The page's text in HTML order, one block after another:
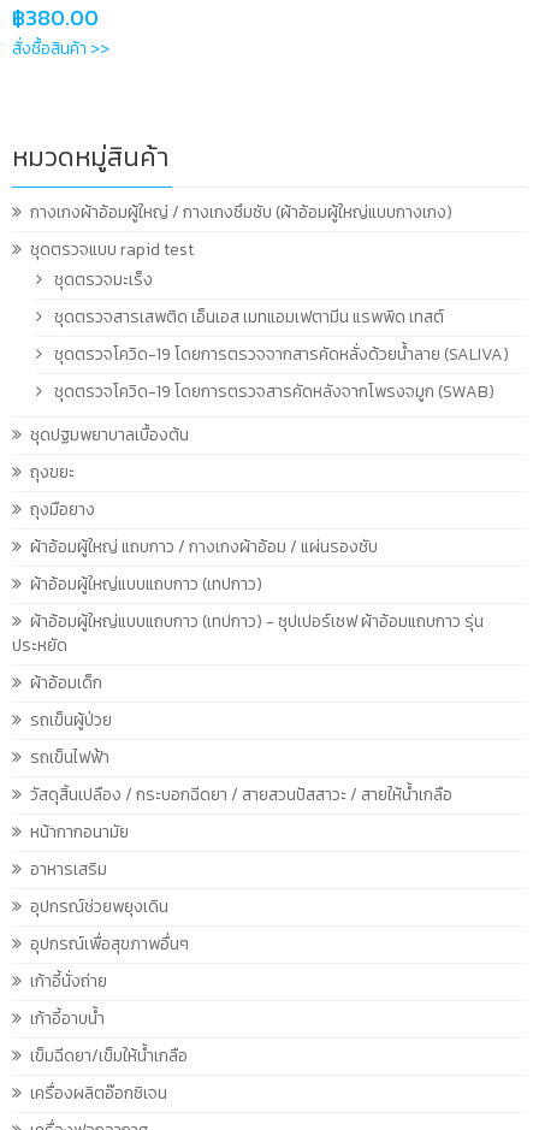
฿380.00
สั่งซื้อสินค้า >>
หมวดหมู่สินค้า
กางเกงผ้าอ้อมผู้ใหญ่ / กางเกงซึมซับ (ผ้าอ้อมผู้ใหญ่แบบกางเกง)
ชุดตรวจแบบ rapid test
ชุดตรวจมะเร็ง
ชุดตรวจสารเสพติด เอ็นเอส เมทแอมเฟตามีน แรพพิด เทสต์
ชุดตรวจโควิด-19 โดยการตรวจจากสารคัดหลั่งด้วยน้ำลาย (SALIVA)
ชุดตรวจโควิด-19 โดยการตรวจสารคัดหลังจากโพรงจมูก (SWAB)
ชุดปฐมพยาบาลเบื้องต้น
ถุงขยะ
ถุงมือยาง
ผ้าอ้อมผู้ใหญ่ แถบกาว / กางเกงผ้าอ้อม / แผ่นรองซับ
ผ้าอ้อมผู้ใหญ่แบบแถบกาว (เทปกาว)
ผ้าอ้อมผู้ใหญ่แบบแถบกาว (เทปกาว) - ซุปเปอร์เซฟ ผ้าอ้อมแถบกาว รุ่น
ประหยัด
ผ้าอ้อมเด็ก
รถเข็นผู้ป่วย
รถเข็นไฟฟ้า
วัสดุสิ้นเปลือง / กระบอกฉีดยา / สายสวนปัสสาวะ / สายให้น้ำเกลือ
หน้ากากอนามัย
อาหารเสริม
อุปกรณ์ช่วยพยุงเดิน
อุปกรณ์เพื่อสุขภาพอื่นๆ
เก้าอี้นั่งถ่าย
เก้าอี้อาบน้ำ
เข็มฉีดยา/เข็มให้น้ำเกลือ
เครื่องผลิตอ๊อกซิเจน